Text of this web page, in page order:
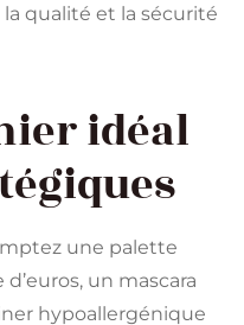
qualité et la sécurité
idéal
une palette
un mascara
hypoallergénique